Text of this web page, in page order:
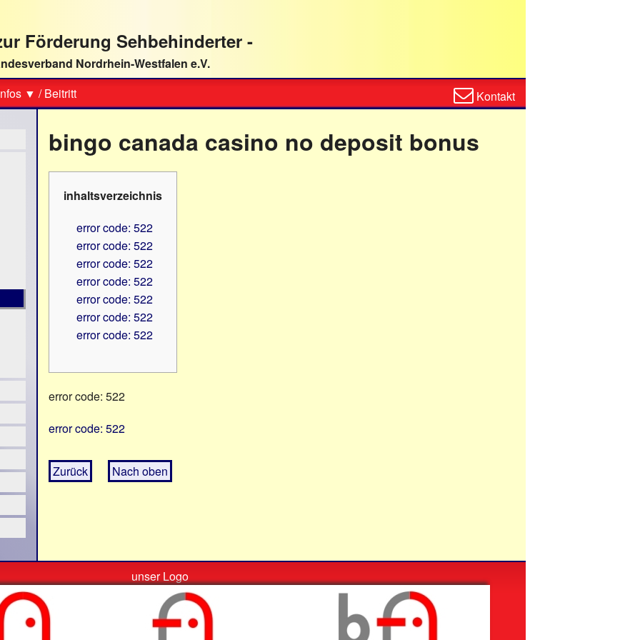
Förderung Sehbehinderter -
Nordrhein-Westfalen e.V.
▼ /Beitritt
Kontaktformular
Kontakt
bingo canada casino no deposit bonus
inhaltsverzeichnis
error code: 522
error code: 522
error code: 522
error code: 522
error code: 522
error code: 522
error code: 522
error code: 522
error code: 522
Zurück Nach oben
unser Logo